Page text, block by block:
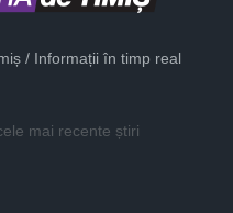
/ Informații în timp real
mai recente știri